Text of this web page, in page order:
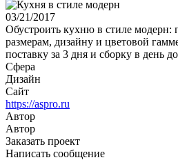
03/21/2017
Обустроить кухню в стиле модерн:
размерам, дизайну и цветовой
поставку за 3 дня и сборку в день
Сфера
Дизайн
Сайт
https://aspro.ru
Автор
Автор
Заказать проект
Написать сообщение